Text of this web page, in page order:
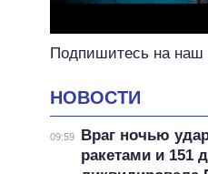
Подпишитесь на наш
НОВОСТИ
09:59
Враг ночью
ракетами и 151